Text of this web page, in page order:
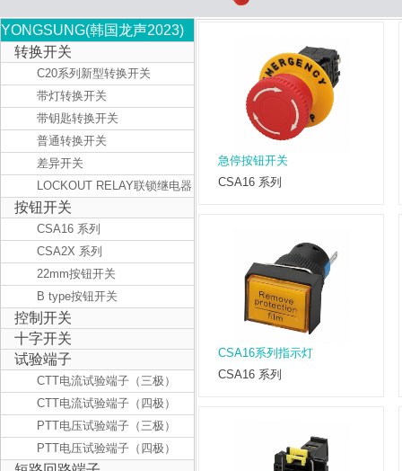
YONGSUNG(韩国龙声2023)
转换开关
C20系列新型转换开关
带灯转换开关
带钥匙转换开关
普通转换开关
差异开关
LOCKOUT RELAY联锁继电器
按钮开关
CSA16 系列
CSA2X 系列
22mm按钮开关
B type按钮开关
控制开关
十字开关
试验端子
CTT电流试验端子（三极）
CTT电流试验端子（四极）
PTT电压试验端子（三极）
PTT电压试验端子（四极）
急停按钮开关
CSA16 系列
CSA16系列指示灯
CSA16 系列